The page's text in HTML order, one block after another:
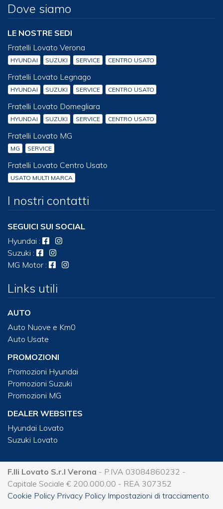
Dove siamo
LE NOSTRE SEDI
Fratelli Lovato Verona
HYUNDAI SUZUKI SERVICE CENTRO USATO
Fratelli Lovato Legnago
HYUNDAI SUZUKI SERVICE CENTRO USATO
Fratelli Lovato Domegliara
HYUNDAI SUZUKI SERVICE CENTRO USATO
Fratelli Lovato MG
MG SERVICE
Fratelli Lovato Centro Usato
USATO MULTI MARCA
I nostri contatti
SEGUICI SUI SOCIAL
Hyundai :
Suzuki :
MG Motor :
Links utili
AUTO
Auto Nuove e Km0
Auto Usate
PROMOZIONI
Promozioni Hyundai
Promozioni Suzuki
Promozioni MG
DEALER WEBSITES
Hyundai Lovato
Suzuki Lovato
F.lli Lovato S.r.l Verona - P.IVA 03084860232 -
Capitale Sociale € 200.000,00 - REA 307352
Cookie Policy Privacy Policy Impostazioni di tracciamento